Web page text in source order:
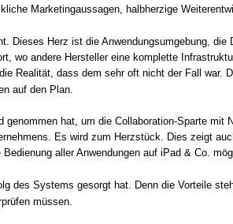
Marketingaussagen, halbherzige
Herz ist die Anwendungsumgebung,
andere Hersteller eine komplette
Realität, dass dem sehr oft nicht der Fall war.
auf den Plan.
hat, um die Collaboration-Sparte mit
Es wird zum Herzstück. Dies zeigt
aller Anwendungen auf iPad & Co.
des Systems gesorgt hat. Denn die Vorteile
müssen.